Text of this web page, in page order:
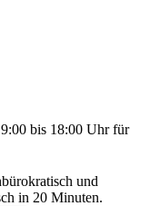
bis 18:00 Uhr für
und
in 20 Minuten.